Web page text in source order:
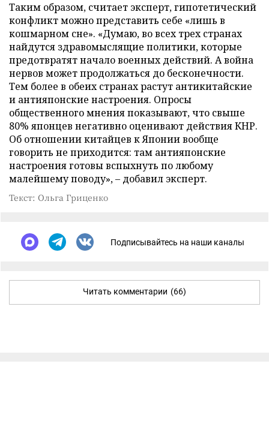
Таким образом, считает эксперт, гипотетический
конфликт можно представить себе «лишь в
кошмарном сне». «Думаю, во всех трех странах
найдутся здравомыслящие политики, которые
предотвратят начало военных действий. А война
нервов может продолжаться до бесконечности.
Тем более в обеих странах растут антикитайские
и антияпонские настроения. Опросы
общественного мнения показывают, что свыше
80% японцев негативно оценивают действия КНР.
Об отношении китайцев к Японии вообще
говорить не приходится: там антияпонские
настроения готовы вспыхнуть по любому
малейшему поводу», – добавил эксперт.
Текст: Ольга Гриценко
Подписывайтесь на наши каналы
Читать комментарии (66)